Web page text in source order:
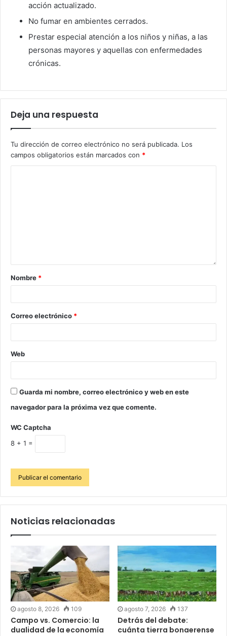
acción actualizado.
No fumar en ambientes cerrados.
Prestar especial atención a los niños y niñas, a las
personas mayores y aquellas con enfermedades
crónicas.
Deja una respuesta
Tu dirección de correo electrónico no será publicada. Los
campos obligatorios están marcados con *
Nombre *
Correo electrónico *
Web
Guarda mi nombre, correo electrónico y web en este
navegador para la próxima vez que comente.
WC Captcha
8 + 1 =
Noticias relacionadas
agosto 8, 2026 109
Campo vs. Comercio: la
dualidad de la economía
agosto 7, 2026 137
Detrás del debate:
cuánta tierra bonaerense